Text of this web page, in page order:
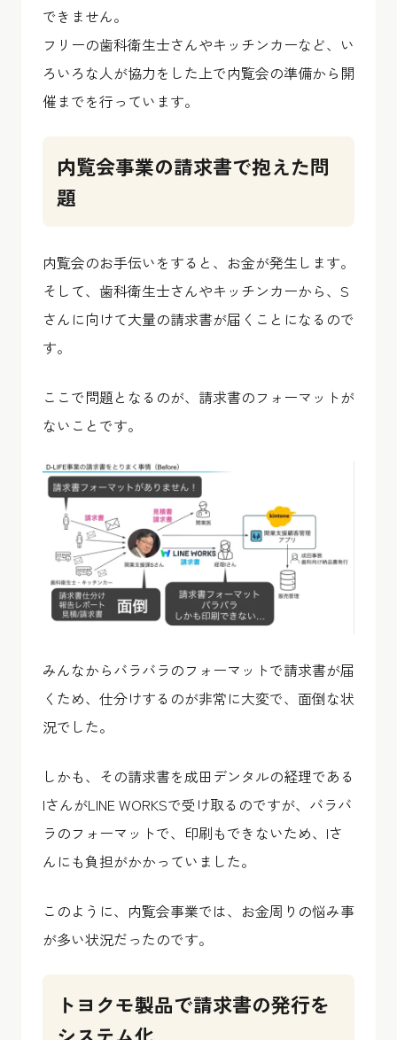
できません。
フリーの歯科衛生士さんやキッチンカーなど、い
ろいろな人が協力をした上で内覧会の準備から開
催までを行っています。
内覧会事業の請求書で抱えた問
題
内覧会のお手伝いをすると、お金が発生します。
そして、歯科衛生士さんやキッチンカーから、S
さんに向けて大量の請求書が届くことになるので
す。
ここで問題となるのが、請求書のフォーマットが
ないことです。
みんなからバラバラのフォーマットで請求書が届
くため、仕分けするのが非常に大変で、面倒な状
況でした。
しかも、その請求書を成田デンタルの経理である
IさんがLINE WORKSで受け取るのですが、バラバ
ラのフォーマットで、印刷もできないため、Iさ
んにも負担がかかっていました。
このように、内覧会事業では、お金周りの悩み事
が多い状況だったのです。
トヨクモ製品で請求書の発行を